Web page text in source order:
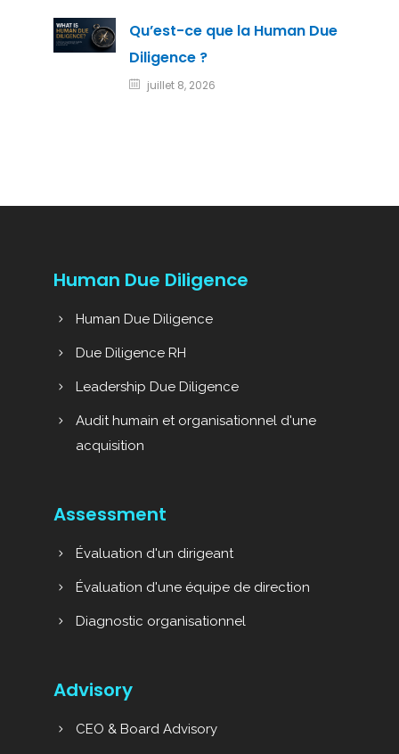
Qu’est-ce que la Human Due
Diligence ?
juillet 8, 2026
Human Due Diligence
Human Due Diligence
Due Diligence RH
Leadership Due Diligence
Audit humain et organisationnel d'une
acquisition
Assessment
Évaluation d'un dirigeant
Évaluation d'une équipe de direction
Diagnostic organisationnel
Advisory
CEO & Board Advisory